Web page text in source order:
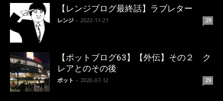
【レンジブログ最終話】ラブレター
レンジ - 2022-11-21 29
【ポットブログ63】【外伝】その２ ク
レアとのその後
ポット - 2020-07-12 29